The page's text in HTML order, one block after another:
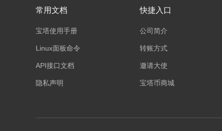
常用文档
宝塔使用手册
Linux面板命令
API接口文档
隐私声明
快捷入口
公司简介
转账方式
邀请大使
宝塔币商城